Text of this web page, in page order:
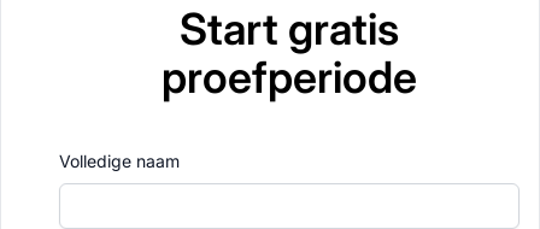
Start gratis
proefperiode
Volledige naam